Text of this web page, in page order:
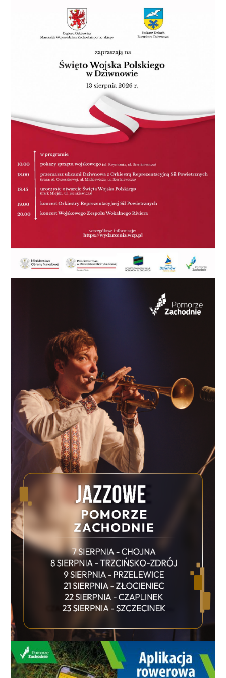
budowanie lepszych warunków dla osób z
niepełnosprawnościami i ich integrację ze
społeczeństwem. Zakład Aktywności Zawodowej w
osób z niepełnosprawnościami, które będą mogły
rozwijać swoje umiejętności, zdobywać
doświadczenie zawodowe i stawać się aktywnymi
uczestnikami rynku pracy.